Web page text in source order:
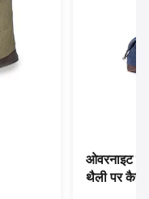
ओवरनाइट
थैली पर कैरी